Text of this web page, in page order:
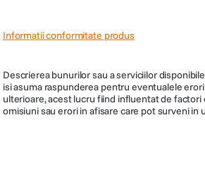
Informatii conformitate produs
Descrierea bunurilor sau a serviciilor
isi asuma raspunderea pentru eventualele
ulterioare, acest lucru fiind influentat de
omisiuni sau erori in afisare care pot surveni